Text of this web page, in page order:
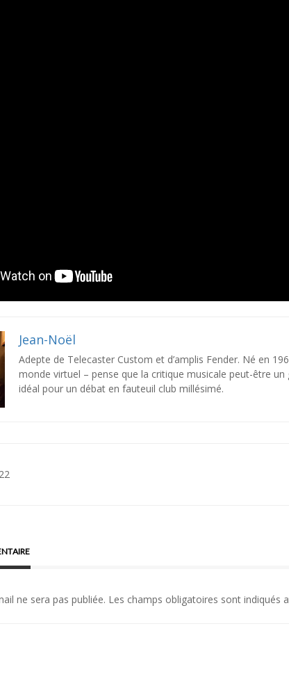
Jean-Noël
Adepte de Telecaster Custom et d’amplis Fender. Né en
monde virtuel – pense que la critique musicale peut-être
idéal pour un débat en fauteuil club millésimé.
ne sera pas publiée. Les champs obligatoires sont indiqués